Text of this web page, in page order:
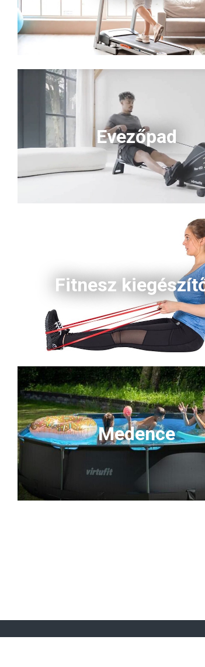
Evezőpad
Fitnesz
Medence